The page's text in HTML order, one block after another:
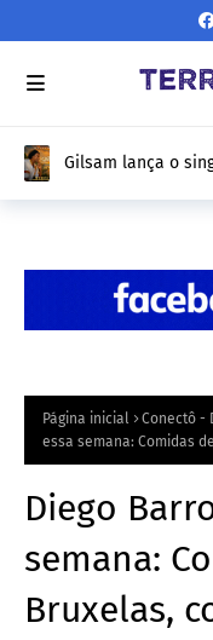
Feira de Letras
Página inicial Conectô -
essa semana: Comidas
Diego
semana:
Bruxelas,